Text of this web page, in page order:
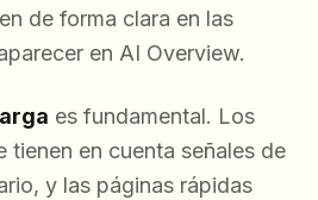
de forma clara en las
en AI Overview.
es fundamental. Los
tienen en cuenta señales de
y las páginas rápidas